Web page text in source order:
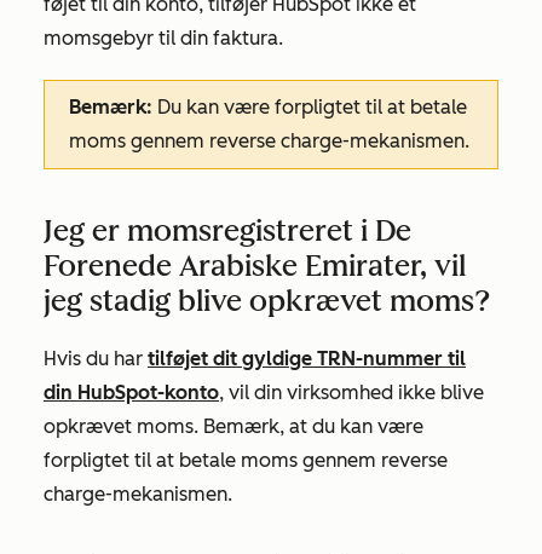
momsgebyr til din faktura.
Bemærk: Du kan være forpligtet til at betale
moms gennem reverse charge-mekanismen.
Jeg er momsregistreret i De
Forenede Arabiske Emirater, vil
jeg stadig blive opkrævet moms?
Hvis du har tilføjet dit gyldige TRN-nummer til
din HubSpot-konto, vil din virksomhed ikke blive
opkrævet moms. Bemærk, at du kan være
forpligtet til at betale moms gennem reverse
charge-mekanismen.